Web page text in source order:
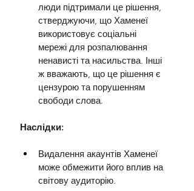
люди підтримали це рішення,
стверджуючи, що Хаменеї
використовує соціальні
мережі для розпалювання
ненависті та насильства. Інші
ж вважають, що це рішення є
цензурою та порушенням
свободи слова.
Наслідки:
Видалення акаунтів Хаменеї
може обмежити його вплив на
світову аудиторію.